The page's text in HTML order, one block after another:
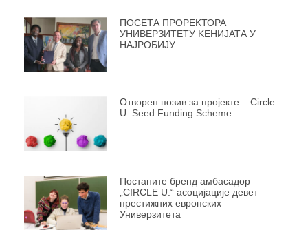
ПОСЕТА ПРОРЕKТОРА
УНИВЕРЗИТЕТУ KЕНИЈАТА У
НАЈРОБИЈУ
Отворен позив за пројекте – Circle
U. Seed Funding Scheme
Постаните бренд амбасадор
„CIRCLE U.“ асоцијације девет
престижних европских
Универзитета